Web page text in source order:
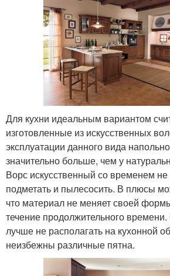
Для кухни идеальным вариантом
изготовленные из искусственных
эксплуатации данного вида
значительно больше, чем у
Ворс искусственный со временем не
подметать и пылесосить. В плюсы
что материал не меняет своей
течение продолжительного
лучше не располагать на кухонной
неизбежны различные пятна.